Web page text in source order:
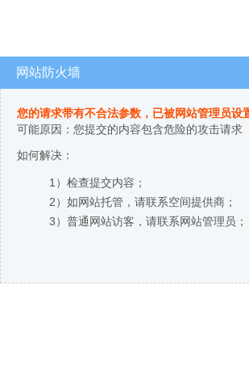
网站防火墙
您的请求带有不合法参数，已被网站管理员设
可能原因：您提交的内容包含危险的攻击请求
如何解决：
1）检查提交内容；
2）如网站托管，请联系空间提供商；
3）普通网站访客，请联系网站管理员；